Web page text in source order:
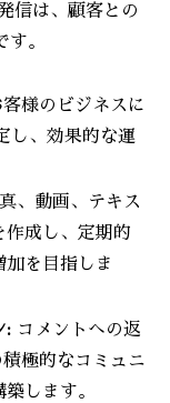
信は、顧客との
。
客様のビジネスに
し、効果的な運
、動画、テキス
作成し、定期的
を目指しま
: コメントへの返
極的なコミュニ
します。